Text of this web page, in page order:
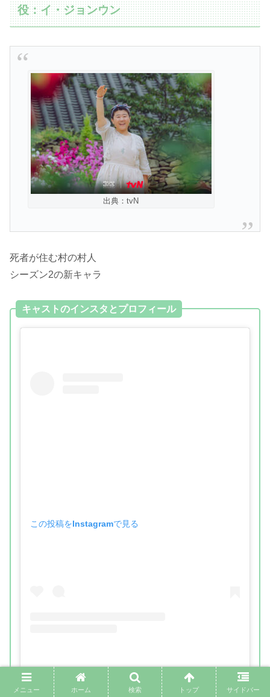
役：イ・ジョンウン
出典：tvN
死者が住む村の村人
シーズン2の新キャラ
キャストのインスタとプロフィール
この投稿をInstagramで見る
윌엔터테인먼트(@willent_official)がシェアした投稿
メニュー ホーム 検索 トップ サイドバー